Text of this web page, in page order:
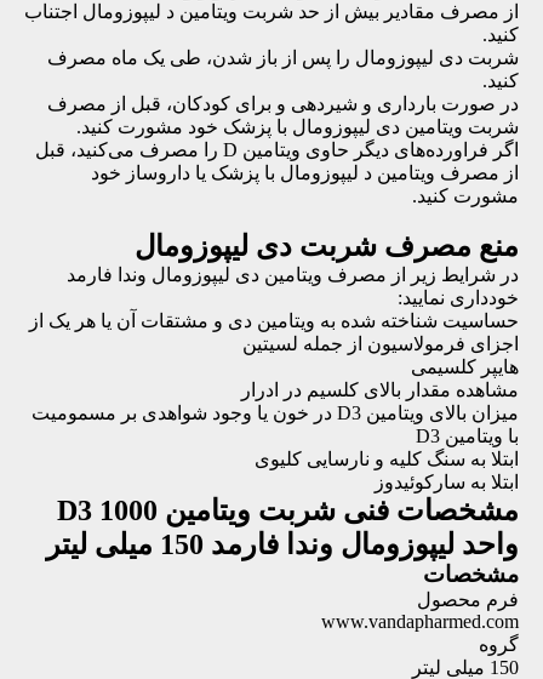
از مصرف مقادیر بیش از حد شربت ویتامین د لیپوزومال اجتناب
کنید.
شربت دی لیپوزومال را پس از باز شدن، طی یک ماه مصرف
کنید.
در صورت بارداری و شیردهی و برای کودکان، قبل از مصرف
شربت ویتامین دی لیپوزومال با پزشک خود مشورت کنید.
اگر فراورده‌های دیگر حاوی ویتامین D را مصرف می‌کنید، قبل
از مصرف ویتامین د لیپوزومال با پزشک یا داروساز خود
مشورت کنید.
منع مصرف شربت دی لیپوزومال
در شرایط زیر از مصرف ویتامین دی لیپوزومال وندا فارمد
خودداری نمایید:
حساسیت شناخته شده به ویتامین دی و مشتقات آن یا هر یک از
اجزای فرمولاسیون از جمله لسیتین
هایپر کلسیمی
مشاهده مقدار بالای کلسیم در ادرار
میزان بالای ویتامین D3 در خون یا وجود شواهدی بر مسمومیت
با ویتامین D3
ابتلا به سنگ کلیه و نارسایی کلیوی
ابتلا به سارکوئیدوز
مشخصات فنی
شربت ویتامین D3 1000
واحد لیپوزومال وندا فارمد 150 میلی لیتر
مشخصات
فرم محصول
www.vandapharmed.com
گروه
150 میلی لیتر